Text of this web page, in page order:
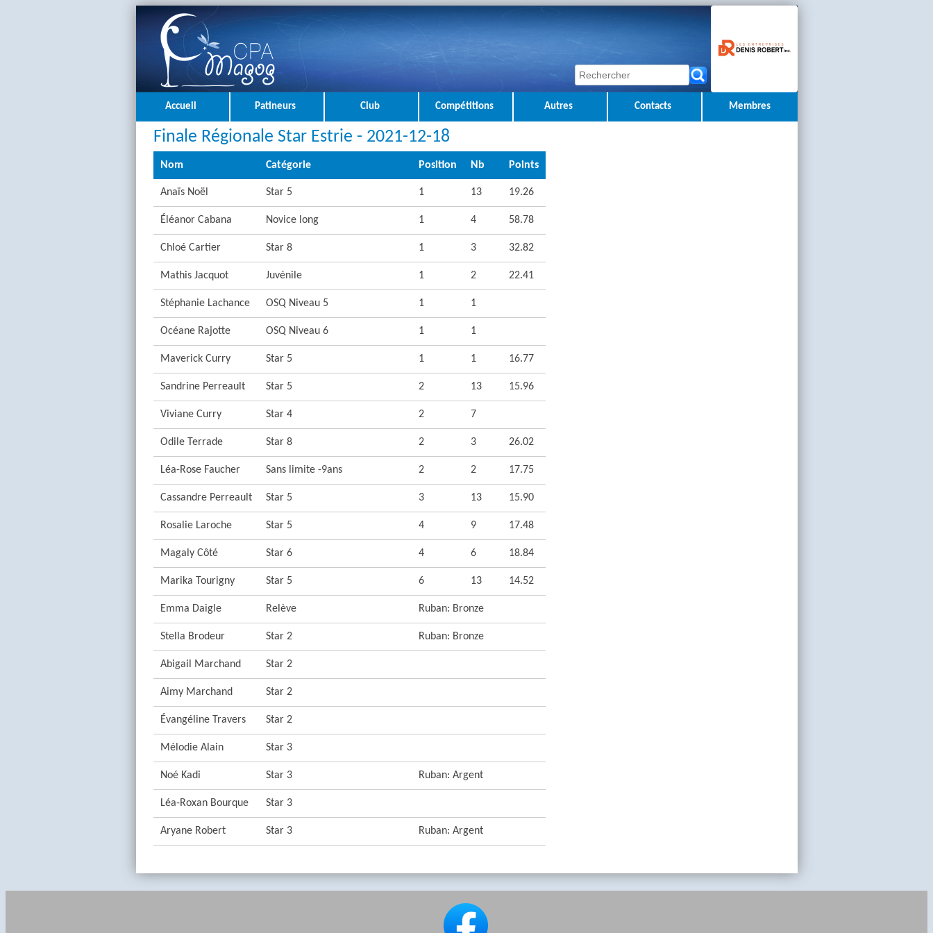
Accueil Patineurs Club Compétitions Autres Contacts Membres
Finale Régionale Star Estrie - 2021-12-18
Nom Catégorie Position Nb Points
Anaïs Noël Star 5 1 13 19.26
Éléanor Cabana Novice long 1 4 58.78
Chloé Cartier Star 8 1 3 32.82
Mathis Jacquot Juvénile 1 2 22.41
Stéphanie Lachance OSQ Niveau 5 1 1
Océane Rajotte OSQ Niveau 6 1 1
Maverick Curry Star 5 1 1 16.77
Sandrine Perreault Star 5 2 13 15.96
Viviane Curry Star 4 2 7
Odile Terrade Star 8 2 3 26.02
Léa-Rose Faucher Sans limite -9ans 2 2 17.75
Cassandre Perreault Star 5 3 13 15.90
Rosalie Laroche Star 5 4 9 17.48
Magaly Côté Star 6 4 6 18.84
Marika Tourigny Star 5 6 13 14.52
Emma Daigle Relève Ruban: Bronze
Stella Brodeur Star 2 Ruban: Bronze
Abigail Marchand Star 2
Aimy Marchand Star 2
Évangéline Travers Star 2
Mélodie Alain Star 3
Noé Kadi Star 3 Ruban: Argent
Léa-Roxan Bourque Star 3
Aryane Robert Star 3 Ruban: Argent